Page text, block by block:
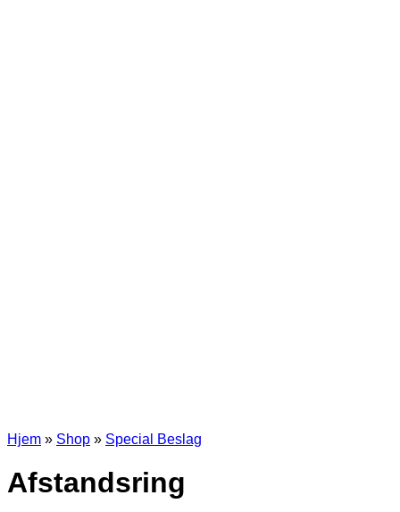
Hjem » Shop » Special Beslag
Afstandsring